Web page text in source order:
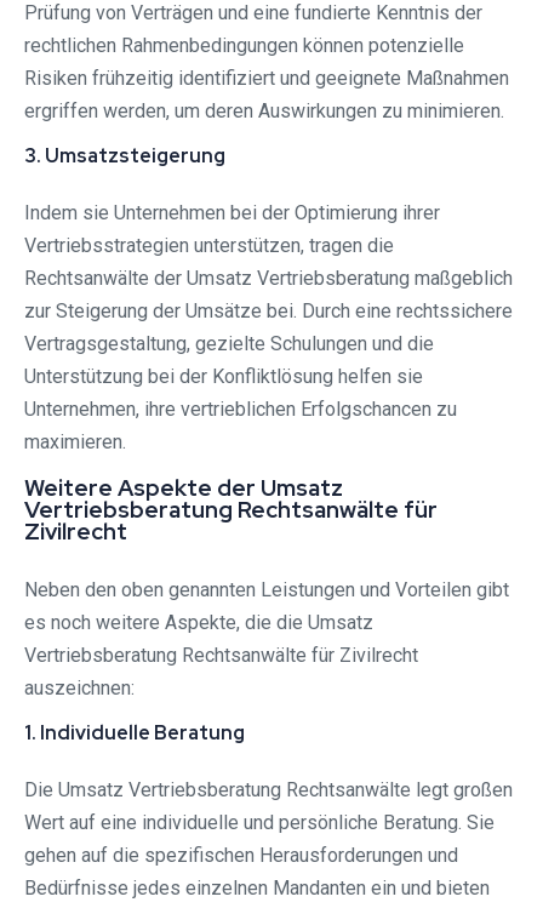
Prüfung von Verträgen und eine fundierte Kenntnis der
rechtlichen Rahmenbedingungen können potenzielle
Risiken frühzeitig identifiziert und geeignete Maßnahmen
ergriffen werden, um deren Auswirkungen zu minimieren.
3. Umsatzsteigerung
Indem sie Unternehmen bei der Optimierung ihrer
Vertriebsstrategien unterstützen, tragen die
Rechtsanwälte der Umsatz Vertriebsberatung maßgeblich
zur Steigerung der Umsätze bei. Durch eine rechtssichere
Vertragsgestaltung, gezielte Schulungen und die
Unterstützung bei der Konfliktlösung helfen sie
Unternehmen, ihre vertrieblichen Erfolgschancen zu
maximieren.
Weitere Aspekte der Umsatz
Vertriebsberatung Rechtsanwälte für
Zivilrecht
Neben den oben genannten Leistungen und Vorteilen gibt
es noch weitere Aspekte, die die Umsatz
Vertriebsberatung Rechtsanwälte für Zivilrecht
auszeichnen:
1. Individuelle Beratung
Die Umsatz Vertriebsberatung Rechtsanwälte legt großen
Wert auf eine individuelle und persönliche Beratung. Sie
gehen auf die spezifischen Herausforderungen und
Bedürfnisse jedes einzelnen Mandanten ein und bieten